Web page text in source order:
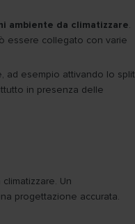
ambiente da climatizzare.
essere collegato con varie
ad esempio attivando lo split
in presenza delle
Un
progettazione accurata.